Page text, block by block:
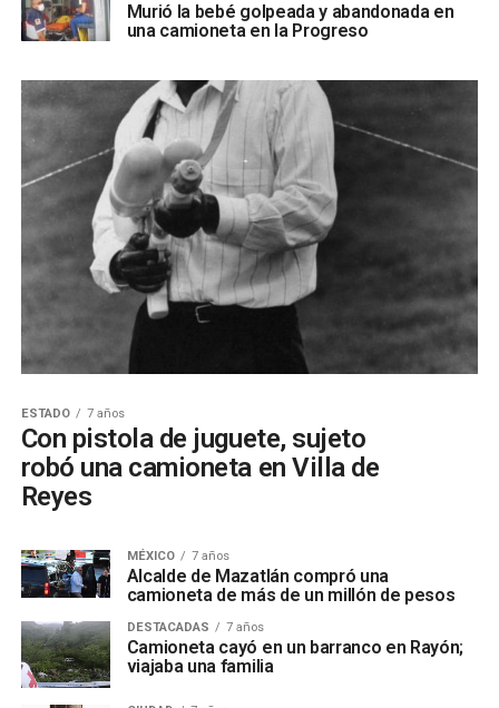
Murió la bebé golpeada y abandonada en
una camioneta en la Progreso
ESTADO 7 años
Con pistola de juguete, sujeto
robó una camioneta en Villa de
Reyes
MÉXICO 7 años
Alcalde de Mazatlán compró una
camioneta de más de un millón de pesos
DESTACADAS 7 años
Camioneta cayó en un barranco en Rayón;
viajaba una familia